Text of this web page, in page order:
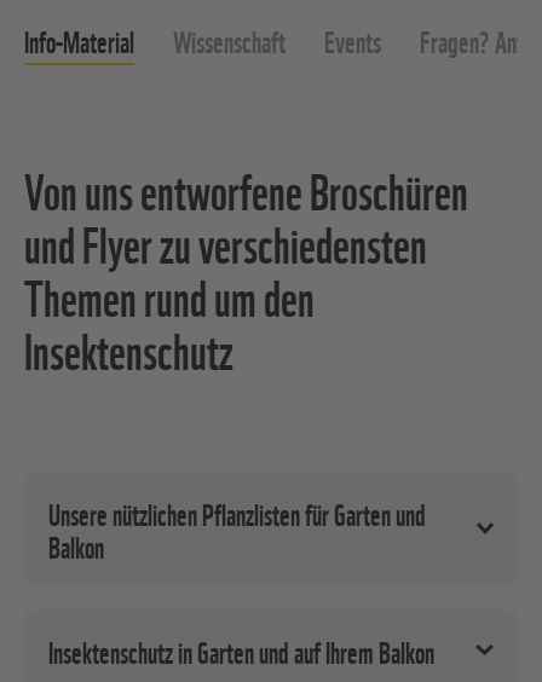
Info-Material Wissenschaft Events Fragen?
Von uns entworfene Broschüren
und Flyer zu verschiedensten
Themen rund um den
Insektenschutz
Unsere nützlichen Pflanzlisten für Garten und
Balkon
Auswahl insektenfreundlicher Gehölze und
Sträucher
Insektenschutz in Garten und auf Ihrem Balkon